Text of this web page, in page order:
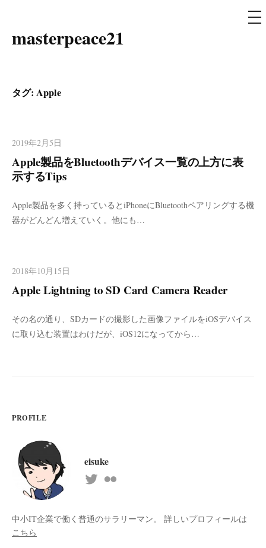
コ
ツ
キ
ッ
プ
masterpeace21
メ
ニ
タグ: Apple
2019年2月5日
Apple製品をBluetoothデバイス一覧の上方に表
示するTips
Apple製品を多く持っているとiPhoneにBluetoothペアリングする機
器がどんどん増えていく。他にも…
2018年10月15日
Apple Lightning to SD Card Camera Reader
その名の通り、SDカードの撮影した画像ファイルをiOSデバイス
に取り込む装置はわけだが、iOS12になってから…
PROFILE
eisuke
中小IT企業で働く普通のサラリーマン。 詳しいプロフィールは
こちら